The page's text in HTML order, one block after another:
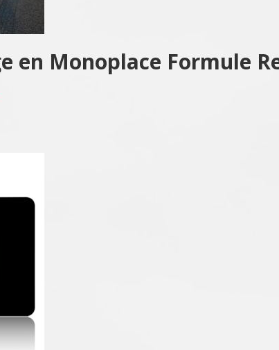
en Monoplace Formule